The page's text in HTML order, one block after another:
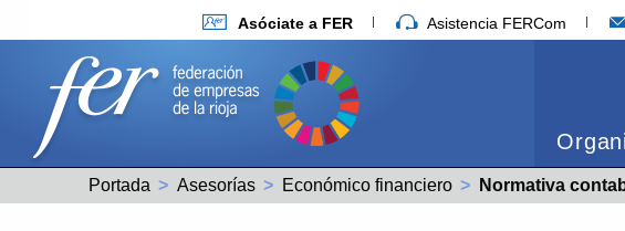
Asóciate a FER Asistencia FERCom
Portada Asesorías Económico financiero Actual:
Normativa